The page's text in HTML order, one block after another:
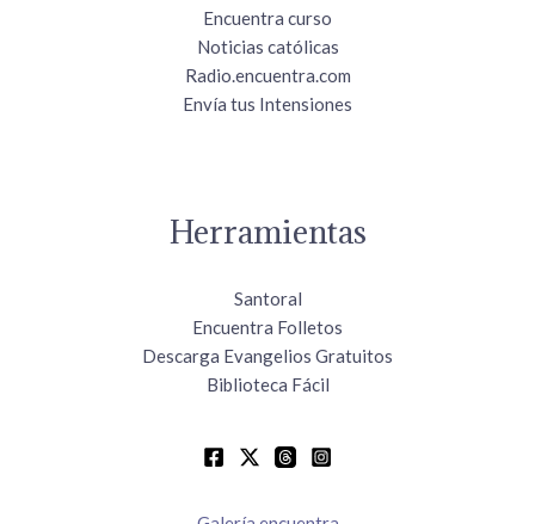
Encuentra curso
Noticias católicas
Radio.encuentra.com
Envía tus Intensiones
Herramientas
Santoral
Encuentra Folletos
Descarga Evangelios Gratuitos
Biblioteca Fácil